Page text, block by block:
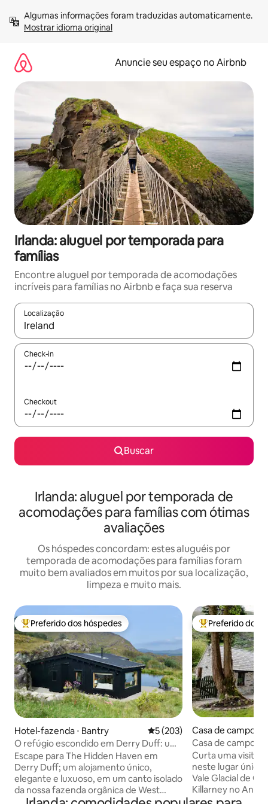
para
Mostrar idioma original
Anuncie seu espaço no Airbnb
Irlanda: aluguel por temporada para
famílias
Encontre aluguel por temporada de acomodações
incríveis para famílias no Airbnb e faça sua reserva
Localização
Quando os resultados estiverem disponíveis, explore-os
Check-in
Checkout
Buscar
Irlanda: aluguel por temporada de
acomodações para famílias com ótimas
avaliações
Os hóspedes concordam: estes aluguéis por
temporada de acomodações para famílias foram
muito bem avaliados em muitos por sua localização,
limpeza e muito mais.
Entre os melhores preferidos dos hóspedes
Preferido dos hóspedes
Hotel-fazenda ⋅ Bantry 5 de uma avaliação média de
5 (203)
O refúgio escondido em Derry Duff: um
retiro romântico
Escape para The Hidden Haven em
Derry Duff; um alojamento único,
elegante e luxuoso, em um canto isolado
da nossa fazenda orgânica de West
Cork, a apenas 20 minutos de Bantry e
Entre os
Preferido dos
Casa de campo ⋅
rry
Casa de campo
Curta uma visita
neste lugar
Vale Glacial de
Killarney no Anel
tempo tranquilo